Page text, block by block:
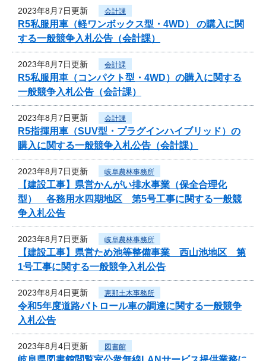
2023年8月7日更新 会計課
R5私服用車（軽ワンボックス型・4WD） の購入に関
する一般競争入札公告（会計課）
2023年8月7日更新 会計課
R5私服用車（コンパクト型・4WD）の購入に関する
一般競争入札公告（会計課）
2023年8月7日更新 会計課
R5指揮用車（SUV型・プラグインハイブリッド）の
購入に関する一般競争入札公告（会計課）
2023年8月7日更新 岐阜農林事務所
【建設工事】県営かんがい排水事業（保全合理化
型） 各務用水四期地区 第5号工事に関する一般競
争入札公告
2023年8月7日更新 岐阜農林事務所
【建設工事】県営ため池等整備事業 西山池地区 第
1号工事に関する一般競争入札公告
2023年8月4日更新 恵那土木事務所
令和5年度道路パトロール車の調達に関する一般競争
入札公告
2023年8月4日更新 図書館